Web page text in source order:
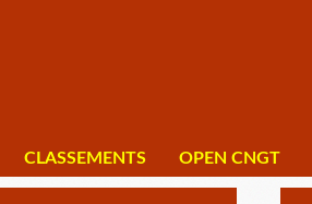
CLASSEMENTS OPEN CNGT